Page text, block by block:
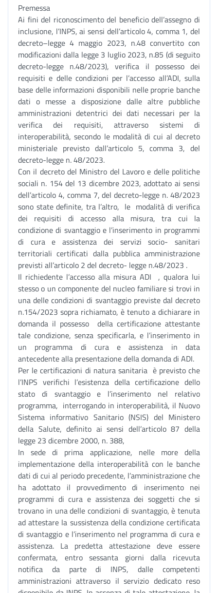
Premessa
Ai fini del riconoscimento del beneficio dell’assegno di
inclusione, l’INPS, ai sensi dell’articolo 4, comma 1, del
decreto–legge 4 maggio 2023, n.48 convertito con
modificazioni dalla legge 3 luglio 2023, n.85 (di seguito
decreto-legge n.48/2023), verifica il possesso dei
requisiti e delle condizioni per l’accesso all’ADI, sulla
base delle informazioni disponibili nelle proprie banche
dati o messe a disposizione dalle altre pubbliche
amministrazioni detentrici dei dati necessari per la
verifica dei requisiti, attraverso sistemi di
interoperabilità, secondo le modalità di cui al decreto
ministeriale previsto dall’articolo 5, comma 3, del
decreto-legge n. 48/2023.
Con il decreto del Ministro del Lavoro e delle politiche
sociali n. 154 del 13 dicembre 2023, adottato ai sensi
dell’articolo 4, comma 7, del decreto-legge n. 48/2023
sono state definite, tra l’altro, le modalità di verifica
dei requisiti di accesso alla misura, tra cui la
condizione di svantaggio e l’inserimento in programmi
di cura e assistenza dei servizi socio- sanitari
territoriali certificati dalla pubblica amministrazione
previsti all’articolo 2 del decreto- legge n.48/2023 .
Il richiedente l’accesso alla misura ADI , qualora lui
stesso o un componente del nucleo familiare si trovi in
una delle condizioni di svantaggio previste dal decreto
n.154/2023 sopra richiamato, è tenuto a dichiarare in
domanda il possesso della certificazione attestante
tale condizione, senza specificarla, e l’inserimento in
un programma di cura e assistenza in data
antecedente alla presentazione della domanda di ADI.
Per le certificazioni di natura sanitaria è previsto che
l’INPS verifichi l’esistenza della certificazione dello
stato di svantaggio e l’inserimento nel relativo
programma, interrogando in interoperabilità, il Nuovo
Sistema informativo Sanitario (NSIS) del Ministero
della Salute, definito ai sensi dell’articolo 87 della
legge 23 dicembre 2000, n. 388,
In sede di prima applicazione, nelle more della
implementazione della interoperabilità con le banche
dati di cui al periodo precedente, l’amministrazione che
ha adottato il provvedimento di inserimento nei
programmi di cura e assistenza dei soggetti che si
trovano in una delle condizioni di svantaggio, è tenuta
ad attestare la sussistenza della condizione certificata
di svantaggio e l’inserimento nel programma di cura e
assistenza. La predetta attestazione deve essere
confermata, entro sessanta giorni dalla ricevuta
notifica da parte di INPS, dalle competenti
amministrazioni attraverso il servizio dedicato reso